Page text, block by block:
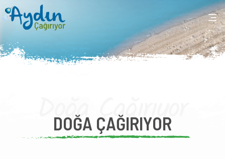
DOĞA ÇAĞIRIYOR
Doğa Çağırıyor